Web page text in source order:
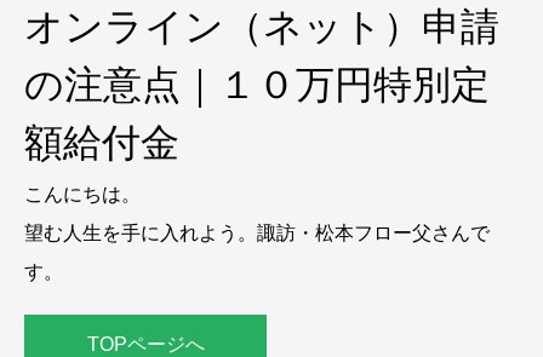
オンライン（ネット）申請
の注意点｜１０万円特別定
額給付金
こんにちは。
望む人生を手に入れよう。諏訪・松本フロー父さんで
す。
TOPページへ